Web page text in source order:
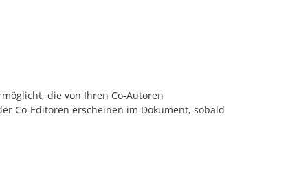
die von Ihren Co-Autoren
Co-Editoren erscheinen im Dokument, sobald